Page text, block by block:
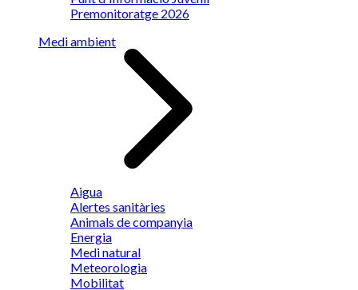
Premonitoratge 2026
Medi ambient
Aigua
Alertes sanitàries
Animals de companyia
Energia
Medi natural
Meteorologia
Mobilitat